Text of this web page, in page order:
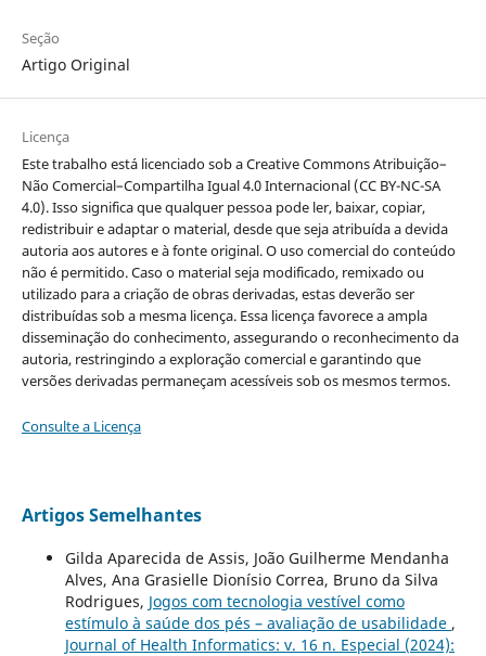
Seção
Artigo Original
Licença
Este trabalho está licenciado sob a Creative Commons Atribuição–
Não Comercial–Compartilha Igual 4.0 Internacional (CC BY-NC-SA
4.0). Isso significa que qualquer pessoa pode ler, baixar, copiar,
redistribuir e adaptar o material, desde que seja atribuída a devida
autoria aos autores e à fonte original. O uso comercial do conteúdo
não é permitido. Caso o material seja modificado, remixado ou
utilizado para a criação de obras derivadas, estas deverão ser
distribuídas sob a mesma licença. Essa licença favorece a ampla
disseminação do conhecimento, assegurando o reconhecimento da
autoria, restringindo a exploração comercial e garantindo que
versões derivadas permaneçam acessíveis sob os mesmos termos.
Consulte a Licença
Artigos Semelhantes
Gilda Aparecida de Assis, João Guilherme Mendanha
Alves, Ana Grasielle Dionísio Correa, Bruno da Silva
Rodrigues, Jogos com tecnologia vestível como
estímulo à saúde dos pés – avaliação de usabilidade ,
Journal of Health Informatics: v. 16 n. Especial (2024):